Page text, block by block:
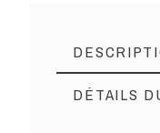
DÉTAILS